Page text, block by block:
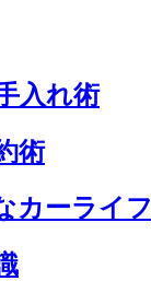
入れ術
術
カーライフ